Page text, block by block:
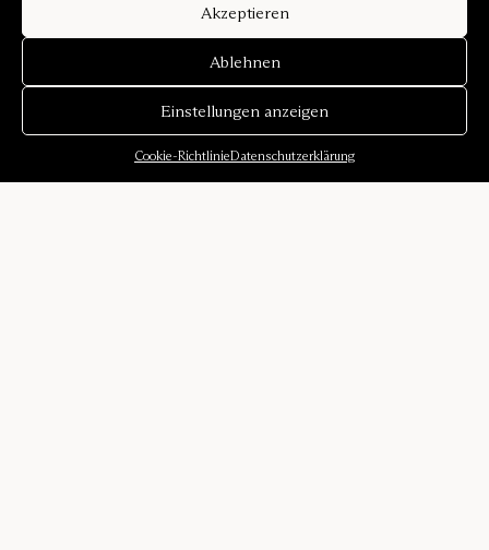
Akzeptieren
Ablehnen
Einstellungen anzeigen
Cookie-RichtlinieDatenschutzerklärung